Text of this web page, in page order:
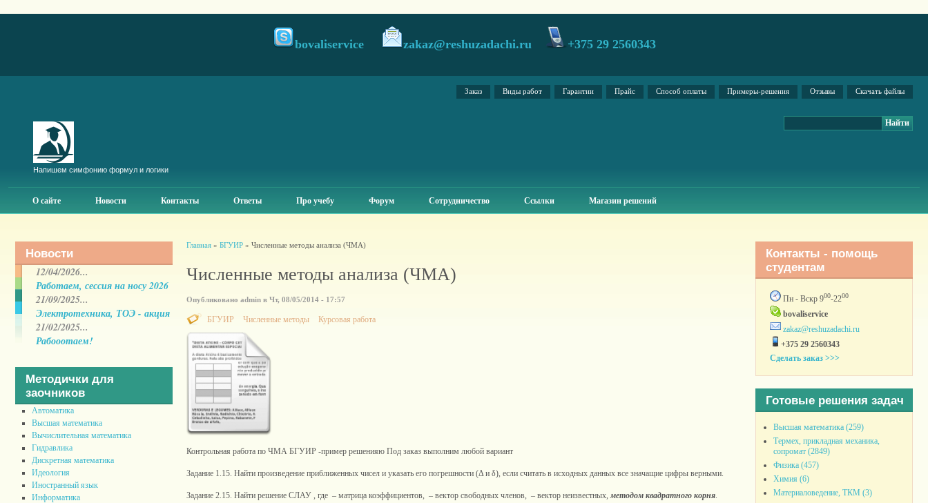
bovaliservice zakaz@reshuzadachi.ru +375 29 2560343
Заказ Виды работ Гарантии Прайс Способ оплаты Примеры-решения Отзывы Скачать файлы
Напишем симфонию формул и логики
О сайте Новости Контакты Ответы Про учебу Форум Сотрудничество Ссылки Магазин решений
Новости
12/04/2026...
Работаем, сессия на носу 2026
21/09/2025...
Электротехника, ТОЭ - акция
21/02/2025...
Рабооотаем!
Методички для
заочников
Автоматика
Высшая математика
Вычислительная математика
Гидравлика
Дискретная математика
Идеология
Иностранный язык
Информатика
Главная» БГУИР» Численные методы анализа (ЧМА)
Численные методы анализа (ЧМА)
Опубликовано admin в Чт, 08/05/2014 - 17:57
БГУИР Численные методы Курсовая работа
Контрольная работа по ЧМА БГУИР -пример решенияю Под заказ выполним любой вариант
Задание 1.15. Найти произведение приближенных чисел и указать его погрешности (Δ и δ), если считать в исходных данных все значащие цифры верными.
Задание 2.15. Найти решение СЛАУ , где – матрица коэффициентов, – вектор свободных членов, – вектор неизвестных, методом квадратного корня.
Контакты - помощь
студентам
Пн - Вскр 900-2200
bovaliservice
zakaz@reshuzadachi.ru
+375 29 2560343
Сделать заказ >>>
Готовые решения задач
Высшая математика (259)
Термех, прикладная механика,
сопромат (2849)
Физика (457)
Химия (6)
Материаловедение, ТКМ (3)